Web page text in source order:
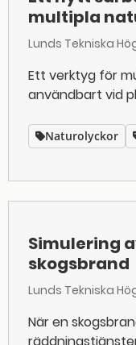
multipla
Lunds Tekniska
Ett verktyg för
användbart vid
Naturolyckor
Simulering
skogsbrand
Lunds Tekniska
När en